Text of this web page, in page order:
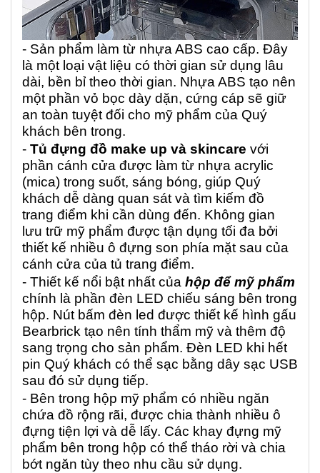
- Sản phẩm làm từ nhựa ABS cao cấp. Đây
là một loại vật liệu có thời gian sử dụng lâu
dài, bền bỉ theo thời gian. Nhựa ABS tạo nên
một phần vỏ bọc dày dặn, cứng cáp sẽ giữ
an toàn tuyệt đối cho mỹ phẩm của Quý
khách bên trong.
- Tủ đựng đồ make up và skincare với
phần cánh cửa được làm từ nhựa acrylic
(mica) trong suốt, sáng bóng, giúp Quý
khách dễ dàng quan sát và tìm kiếm đồ
trang điểm khi cần dùng đến. Không gian
lưu trữ mỹ phẩm được tận dụng tối đa bởi
thiết kế nhiều ô đựng son phía mặt sau của
cánh cửa của tủ trang điểm.
- Thiết kế nổi bật nhất của hộp để mỹ phẩm
chính là phần đèn LED chiếu sáng bên trong
hộp. Nút bấm đèn led được thiết kế hình gấu
Bearbrick tạo nên tính thẩm mỹ và thêm độ
sang trọng cho sản phẩm. Đèn LED khi hết
pin Quý khách có thể sạc bằng dây sạc USB
sau đó sử dụng tiếp.
- Bên trong hộp mỹ phẩm có nhiều ngăn
chứa đồ rộng rãi, được chia thành nhiều ô
đựng tiện lợi và dễ lấy. Các khay đựng mỹ
phẩm bên trong hộp có thể tháo rời và chia
bớt ngăn tùy theo nhu cầu sử dụng.